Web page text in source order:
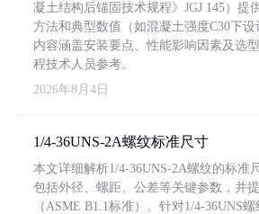
凝土结构后锚固技术规程》JGJ 145）提
方法和典型数值（如混凝土强度C30下设
内容涵盖安装要点、性能影响因素及选
程技术人员参考。
2026年8月4日
1/4-36UNS-2A螺纹标准尺寸
本文详细解析1/4-36UNS-2A螺纹的标准
包括外径、螺距、公差等关键参数，并
（ASME B1.1标准）。针对1/4-36UNS